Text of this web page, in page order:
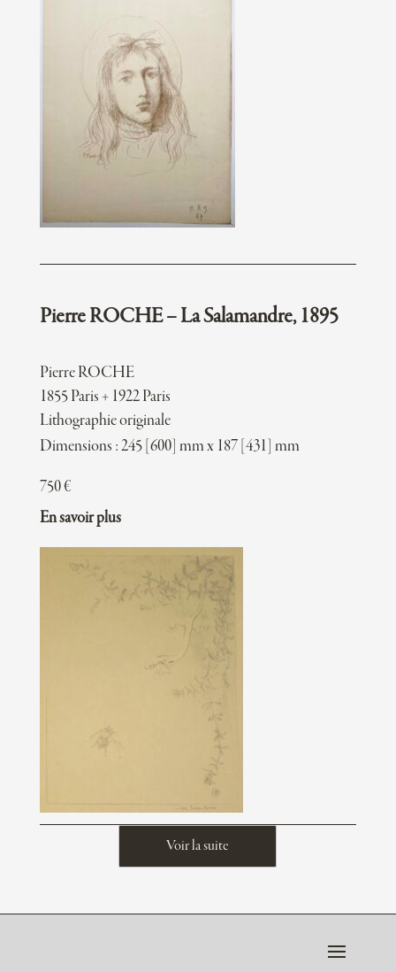
Pierre ROCHE – La Salamandre, 1895
Pierre ROCHE
1855 Paris + 1922 Paris
Lithographie originale
Dimensions : 245 [600] mm x 187 [431] mm
750€
En savoir plus
Voir la suite